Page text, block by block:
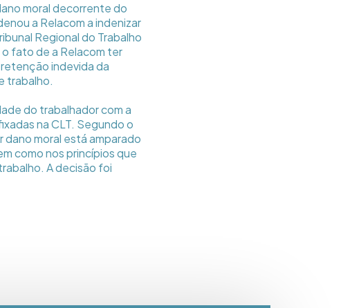
moral decorrente do
a Relacom a indenizar
Regional do Trabalho
fato de a Relacom ter
indevida da
trabalho.
do trabalhador com a
na CLT. Segundo o
moral está amparado
como nos princípios que
A decisão foi